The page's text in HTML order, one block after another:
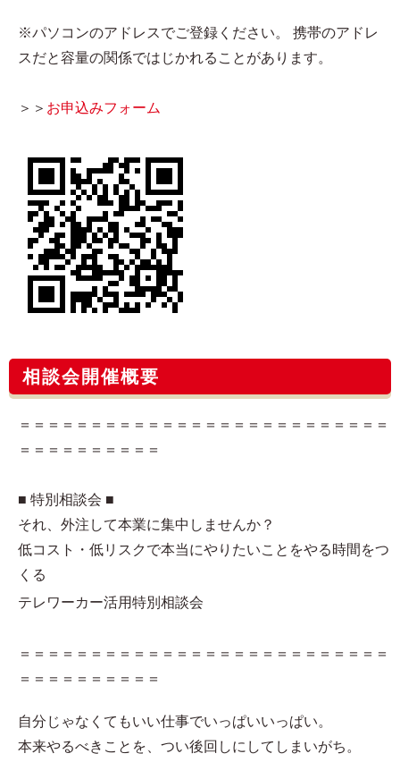
※パソコンのアドレスでご登録ください。 携帯のアドレ
スだと容量の関係ではじかれることがあります。
＞＞ お申込みフォーム​
相談会開催概要
＝＝＝＝＝＝＝＝＝＝＝＝＝＝＝＝＝＝＝＝＝＝＝＝＝＝
＝＝＝＝＝＝＝＝＝＝
■ 特別相談会 ■
それ、外注して本業に集中しませんか？
低コスト・低リスクで本当にやりたいことをやる時間をつ
くる
テレワーカー活用特別相談会
＝＝＝＝＝＝＝＝＝＝＝＝＝＝＝＝＝＝＝＝＝＝＝＝＝＝
＝＝＝＝＝＝＝＝＝＝
自分じゃなくてもいい仕事でいっぱいいっぱい。
本来やるべきことを、つい後回しにしてしまいがち。